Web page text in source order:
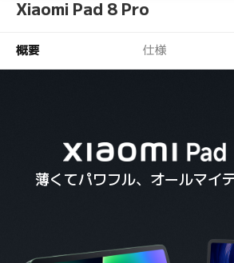
Xiaomi Pad 8 Pro
概要 仕様
薄くてパワフル、オールマイ